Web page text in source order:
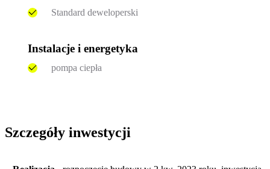
Standard deweloperski
Instalacje i energetyka
pompa ciepła
Szczegóły inwestycji